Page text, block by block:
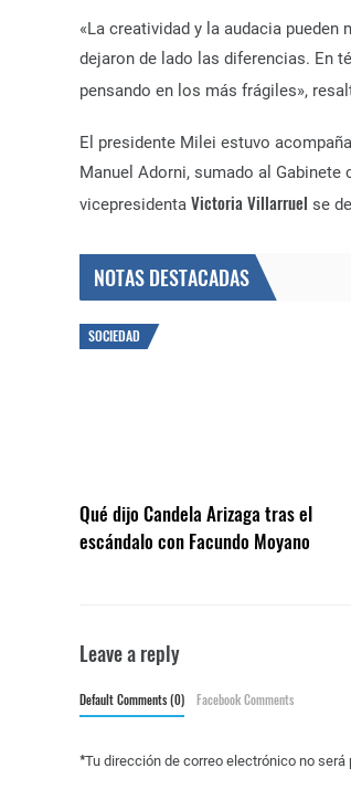
«La creatividad y la audacia
dejaron de lado las diferencias. En
pensando en los más frágiles»,
El presidente Milei estuvo
Manuel Adorni, sumado al
vicepresidenta Victoria Villarruel se
NOTAS DESTACADAS
SOCIEDAD
Qué dijo Candela Arizaga tras el
escándalo con Facundo Moyano
Leave a reply
Default Comments (0) Facebook Comments
Tu dirección de correo electrónico no será
*